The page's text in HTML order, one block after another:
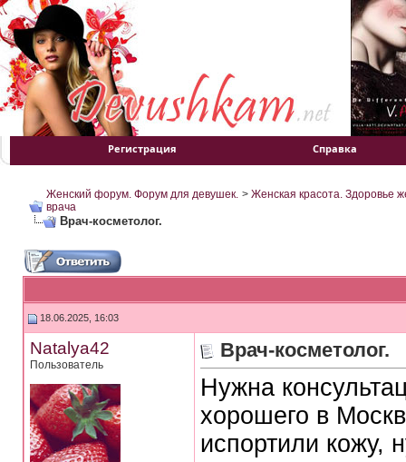
Регистрация Справка
Женский форум. Форум для девушек. > Женская красота. Здоровье
врача
Врач-косметолог.
18.06.2025, 16:03
Natalya42
Пользователь
Врач-косметолог.
Нужна
хорошего в
испортили кожу,